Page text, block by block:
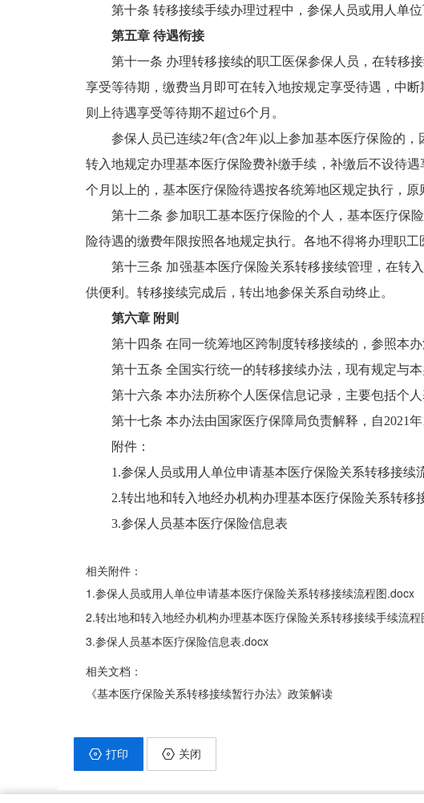
第十条 转移接续手续办理过程中，参保人员或用人单
第五章 待遇衔接
第十一条 办理转移接续的职工医保参保人员，在转移
享受等待期，缴费当月即可在转入地按规定享受待遇，中
则上待遇享受等待期不超过6个月。
参保人员已连续2年(含2年)以上参加基本医疗保险的
转入地规定办理基本医疗保险费补缴手续，补缴后不设待
个月以上的，基本医疗保险待遇按各统筹地区规定执行，原
第十二条 参加职工基本医疗保险的个人，基本医疗保
险待遇的缴费年限按照各地规定执行。各地不得将办理职
第十三条 加强基本医疗保险关系转移接续管理，在转
供便利。转移接续完成后，转出地参保关系自动终止。
第六章 附则
第十四条 在同一统筹地区跨制度转移接续的，参照本办
第十五条 全国实行统一的转移接续办法，现有规定与
第十六条 本办法所称个人医保信息记录，主要包括个
第十七条 本办法由国家医疗保障局负责解释，自2021年
附件：
1.参保人员或用人单位申请基本医疗保险关系转移接续
2.转出地和转入地经办机构办理基本医疗保险关系转移
3.参保人员基本医疗保险信息表
相关附件：
1.参保人员或用人单位申请基本医疗保险关系转移接续流程图.docx
2.转出地和转入地经办机构办理基本医疗保险关系转移接续手续流
3.参保人员基本医疗保险信息表.docx
相关文档：
《基本医疗保险关系转移接续暂行办法》政策解读
打印 关闭